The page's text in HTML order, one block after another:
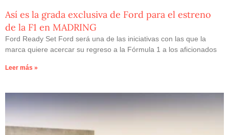
Así es la grada exclusiva de Ford para el estreno
de la F1 en MADRING
Ford Ready Set Ford será una de las iniciativas con las que la
marca quiere acercar su regreso a la Fórmula 1 a los aficionados
Leer más »